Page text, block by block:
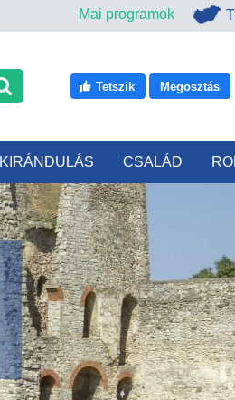
Mai programok
Tetszik Megosztás
KIRÁNDULÁS CSALÁD